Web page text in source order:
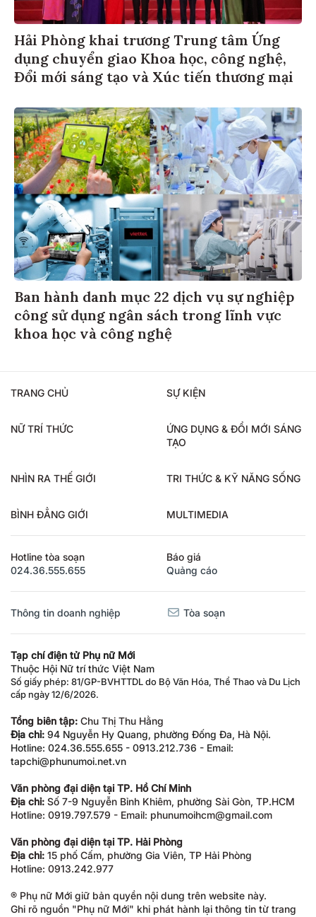
Hải Phòng khai trương Trung tâm Ứng
dụng chuyển giao Khoa học, công nghệ,
Đổi mới sáng tạo và Xúc tiến thương mại
Ban hành danh mục 22 dịch vụ sự nghiệp
công sử dụng ngân sách trong lĩnh vực
khoa học và công nghệ
TRANG CHỦ SỰ KIỆN
NỮ TRÍ THỨC
ỨNG DỤNG & ĐỔI MỚI SÁNG
TẠO
NHÌN RA THẾ GIỚI TRI THỨC & KỸ NĂNG SỐNG
BÌNH ĐẲNG GIỚI MULTIMEDIA
Hotline tòa soạn
024.36.555.655
Báo giá
Quảng cáo
Thông tin doanh nghiệp Tòa soạn
Tạp chí điện tử Phụ nữ Mới
Thuộc Hội Nữ trí thức Việt Nam
Số giấy phép: 81/GP-BVHTTDL do Bộ Văn Hóa, Thể Thao và Du Lịch
cấp ngày 12/6/2026.
Tổng biên tập: Chu Thị Thu Hằng
Địa chỉ: 94 Nguyễn Hy Quang, phường Đống Đa, Hà Nội.
Hotline: 024.36.555.655 - 0913.212.736 - Email:
tapchi@phunumoi.net.vn
Văn phòng đại diện tại TP. Hồ Chí Minh
Địa chỉ: Số 7-9 Nguyễn Bỉnh Khiêm, phường Sài Gòn, TP.HCM
Hotline: 0919.797.579 - Email: phunumoihcm@gmail.com
Văn phòng đại diện tại TP. Hải Phòng
Địa chỉ: 15 phố Cấm, phường Gia Viên, TP Hải Phòng
Hotline: 0913.242.977
® Phụ nữ Mới giữ bản quyền nội dung trên website này.
Ghi rõ nguồn "Phụ nữ Mới" khi phát hành lại thông tin từ trang